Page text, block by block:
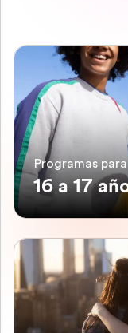
Programas para
16 a 17